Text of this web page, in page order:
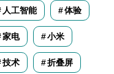
人工智能 体验
家电 小米
技术 折叠屏